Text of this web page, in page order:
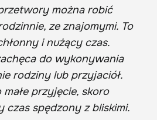
można robić
ze znajomymi. To
i nużący czas.
do wykonywania
rodziny lub przyjaciół.
przyjęcie, skoro
czas spędzony z bliskimi.